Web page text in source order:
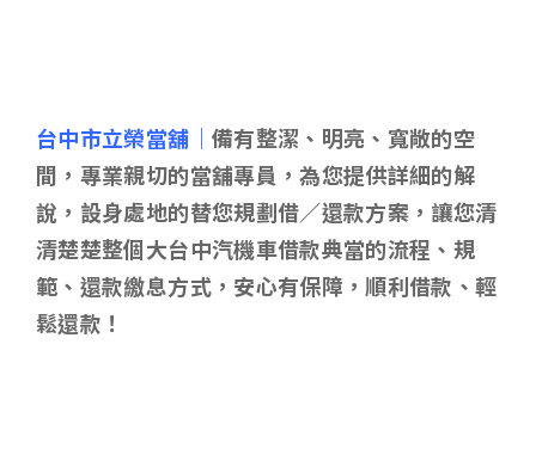
台中市立榮當舖｜ 備有整潔、明亮、寬敞的空
間，專業親切的當舖專員，為您提供詳細的解
說，設身處地的替您規劃借／還款方案，讓您清
清楚楚整個大台中汽機車借款典當的流程、規
範、還款繳息方式，安心有保障，順利借款、輕
鬆還款！